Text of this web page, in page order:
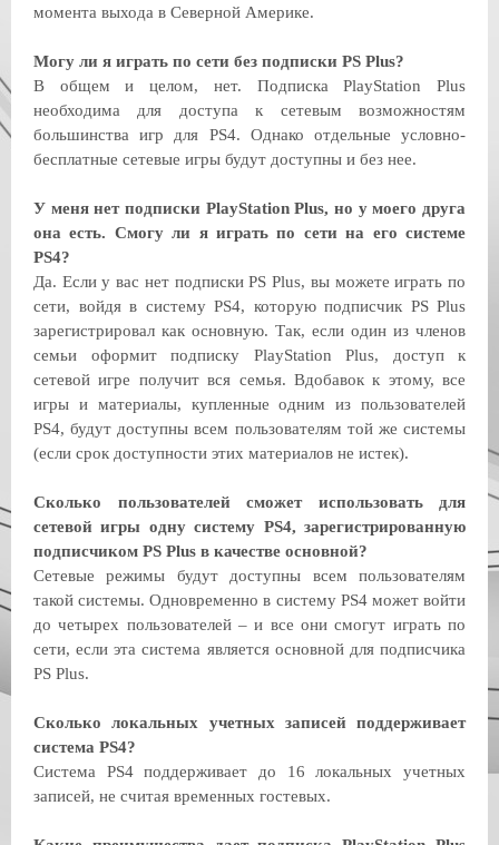
момента выхода в Северной Америке.
Могу ли я играть по сети без подписки PS Plus?
В общем и целом, нет. Подписка PlayStation Plus
необходима для доступа к сетевым возможностям
большинства игр для PS4. Однако отдельные условно-
бесплатные сетевые игры будут доступны и без нее.
У меня нет подписки PlayStation Plus, но у моего друга
она есть. Смогу ли я играть по сети на его системе
PS4?
Да. Если у вас нет подписки PS Plus, вы можете играть по
сети, войдя в систему PS4, которую подписчик PS Plus
зарегистрировал как основную. Так, если один из членов
семьи оформит подписку PlayStation Plus, доступ к
сетевой игре получит вся семья. Вдобавок к этому, все
игры и материалы, купленные одним из пользователей
PS4, будут доступны всем пользователям той же системы
(если срок доступности этих материалов не истек).
Сколько пользователей сможет использовать для
сетевой игры одну систему PS4, зарегистрированную
подписчиком PS Plus в качестве основной?
Сетевые режимы будут доступны всем пользователям
такой системы. Одновременно в систему PS4 может войти
до четырех пользователей – и все они смогут играть по
сети, если эта система является основной для подписчика
PS Plus.
Сколько локальных учетных записей поддерживает
система PS4?
Система PS4 поддерживает до 16 локальных учетных
записей, не считая временных гостевых.